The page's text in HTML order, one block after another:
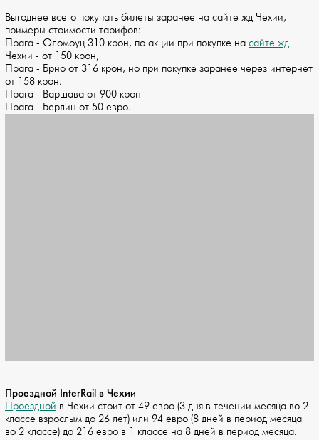
Выгоднее всего покупать билеты заранее на сайте жд Чехии,
примеры стоимости тарифов:
Прага - Оломоуц 310 крон, по акции при покупке на сайте жд
Чехии - от 150 крон,
Прага - Брно от 316 крон, но при покупке заранее через интернет
от 158 крон.
Прага - Варшава от 900 крон
Прага - Берлин от 50 евро.
Проездной InterRail в Чехии
Проездной в Чехии стоит от 49 евро (3 дня в течении месяца во 2
классе взрослым до 26 лет) или 94 евро (8 дней в период месяца
во 2 классе) до 216 евро в 1 классе на 8 дней в период месяца.